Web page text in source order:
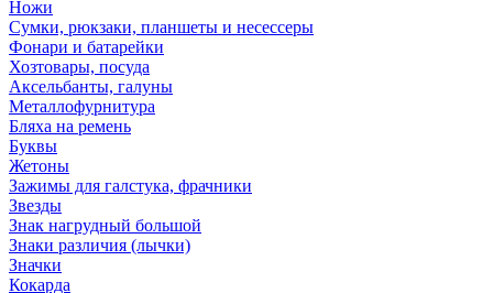
Ножи
Сумки, рюкзаки, планшеты и несессеры
Фонари и батарейки
Хозтовары, посуда
Аксельбанты, галуны
Металлофурнитура
Бляха на ремень
Буквы
Жетоны
Зажимы для галстука, фрачники
Звезды
Знак нагрудный большой
Знаки различия (лычки)
Значки
Кокарда